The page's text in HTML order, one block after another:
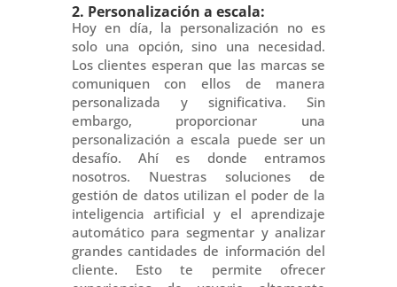
2. Personalización a escala:
Hoy en día, la personalización no es
solo una opción, sino una necesidad.
Los clientes esperan que las marcas se
comuniquen con ellos de manera
personalizada y significativa. Sin
embargo, proporcionar una
personalización a escala puede ser un
desafío. Ahí es donde entramos
nosotros. Nuestras soluciones de
gestión de datos utilizan el poder de la
inteligencia artificial y el aprendizaje
automático para segmentar y analizar
grandes cantidades de información del
cliente. Esto te permite ofrecer